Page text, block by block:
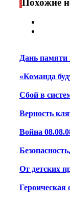
Дань памяти
«Команда
Сбой в
Верность
Война
От детских